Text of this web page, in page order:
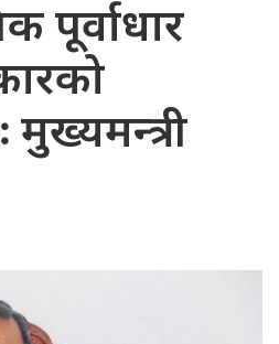
पूर्वाधार
मुख्यमन्त्री